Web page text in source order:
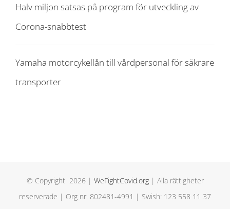
Halv miljon satsas på program för utveckling av
Corona-snabbtest
Yamaha motorcykellån till vårdpersonal för säkrare
transporter
© Copyright 2026 | WeFightCovid.org| Alla rättigheter
reserverade | Org nr. 802481-4991 | Swish: 123 558 11 37